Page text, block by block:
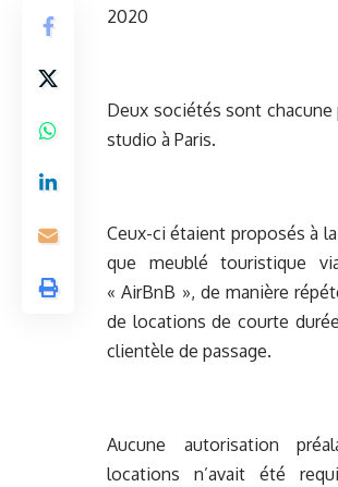
2020
Deux sociétés sont chacune
studio à Paris.
Ceux-ci étaient proposés à
que meublé touristique
« AirBnB », de manière
de locations de courte durée
clientèle de passage.
Aucune autorisation
locations n’avait été